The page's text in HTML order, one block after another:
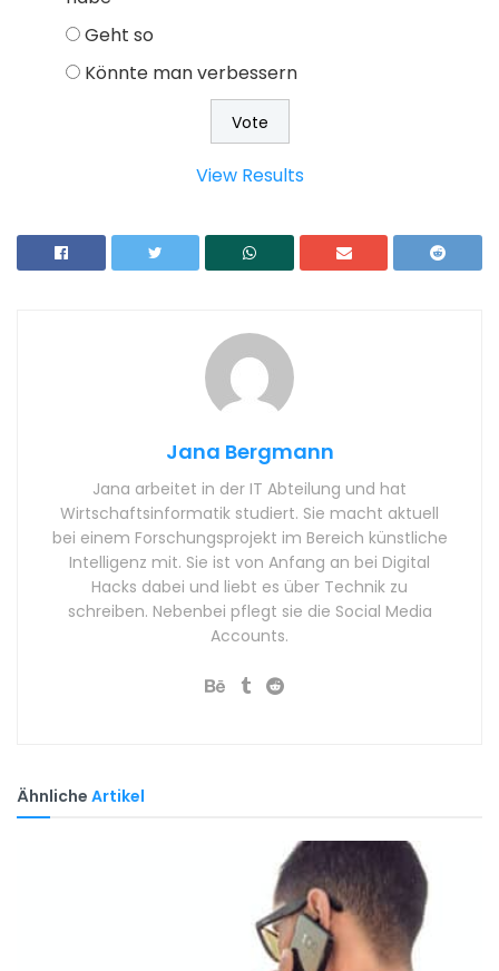
Geht so
Könnte man verbessern
View Results
Jana Bergmann
Jana arbeitet in der IT Abteilung und hat
Wirtschaftsinformatik studiert. Sie macht aktuell
bei einem Forschungsprojekt im Bereich künstliche
Intelligenz mit. Sie ist von Anfang an bei Digital
Hacks dabei und liebt es über Technik zu
schreiben. Nebenbei pflegt sie die Social Media
Accounts.
Ähnliche Artikel